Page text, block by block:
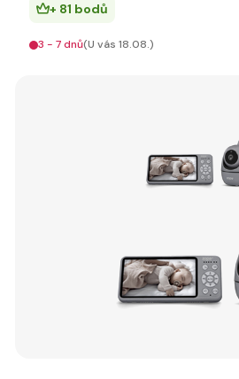
+ 81 bodů
3 - 7 dnů(U vás 18.08.)